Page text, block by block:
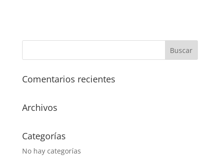
Comentarios recientes
Archivos
Categorías
No hay categorías